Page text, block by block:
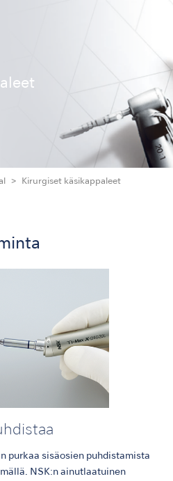
Kirurgiset käsikappaleet
purkaa sisäosien puhdistamista
NSK:n ainutlaatuinen